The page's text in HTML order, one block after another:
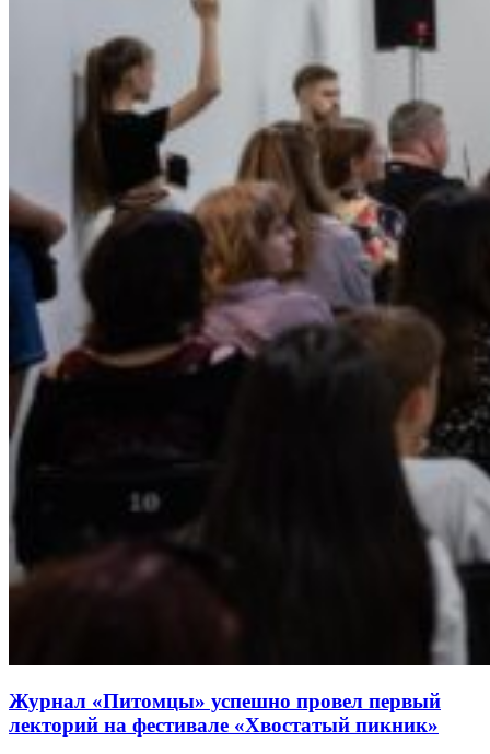
Журнал «Питомцы» успешно провел первый
лекторий на фестивале «Хвостатый пикник»